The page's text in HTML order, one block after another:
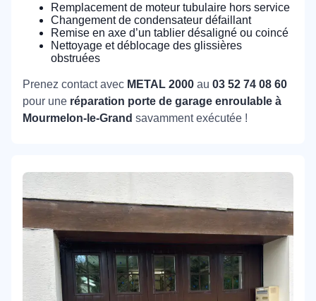
Remplacement de moteur tubulaire hors service
Changement de condensateur défaillant
Remise en axe d’un tablier désaligné ou coincé
Nettoyage et déblocage des glissières
obstruées
Prenez contact avec METAL 2000 au 03 52 74 08 60
pour une réparation porte de garage enroulable à
Mourmelon-le-Grand savamment exécutée !